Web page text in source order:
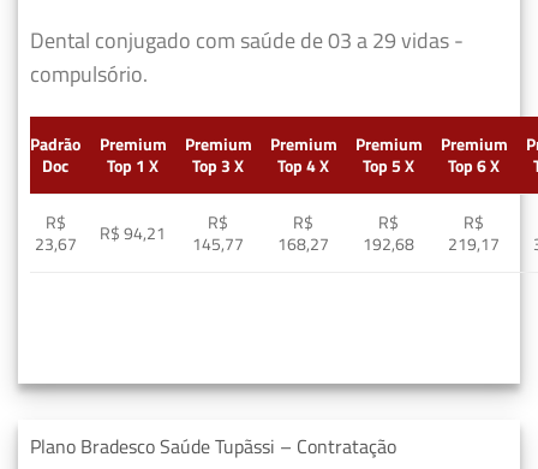
Dental conjugado com saúde de 03 a 29 vidas -
compulsório.
Padrão
Doc
Premium
Top 1 X
Premium
Top 3 X
Premium
Top 4 X
Premium
Top 5 X
Premium
Top 6 X
R$
23,67
R$ 94,21
R$
145,77
R$
168,27
R$
192,68
R$
219,17
Plano Bradesco Saúde Tupãssi – Contratação